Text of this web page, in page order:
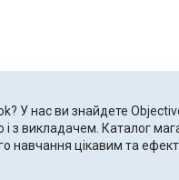
У нас ви знайдете
з викладачем. Каталог
навчання цікавим та